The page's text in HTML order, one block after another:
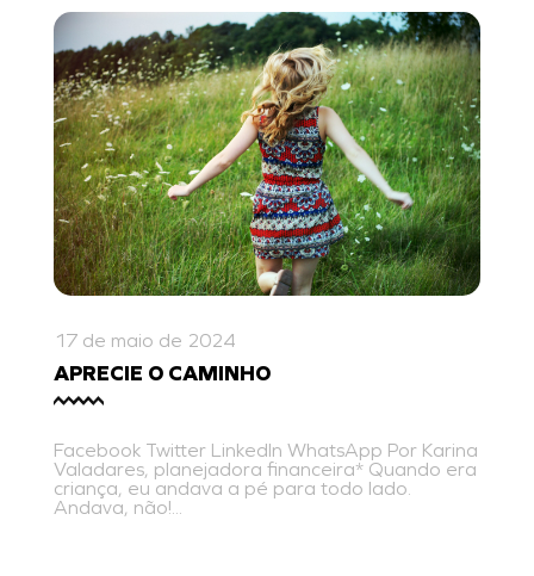
17 de maio de 2024
APRECIE O CAMINHO
Facebook Twitter LinkedIn WhatsApp Por Karina
Valadares, planejadora financeira* Quando era
criança, eu andava a pé para todo lado.
Andava, não!...